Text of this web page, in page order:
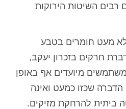
השיטות הירוקות
מעט חומרים בטבע
חרקים בזכרון יעקב,
מיועדים אף באופן
שכזו כמעט ואינה
ביתית להרחקת מזיקים.